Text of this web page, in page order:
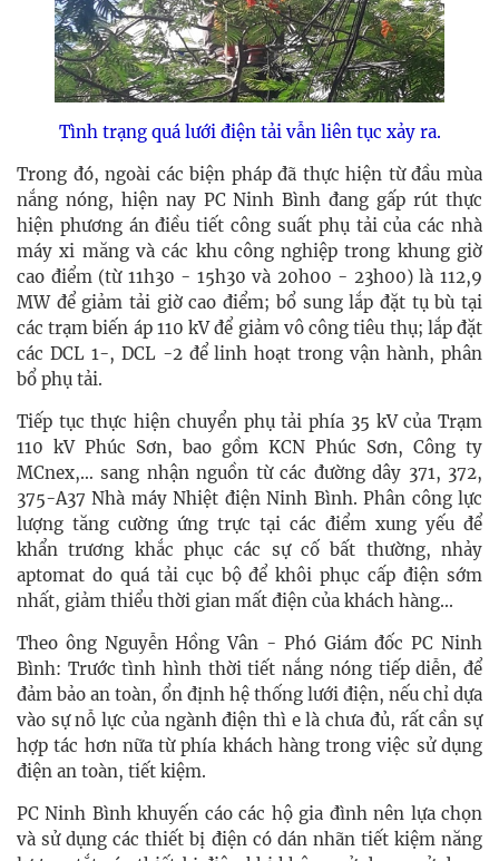
Tình trạng quá lưới điện tải vẫn liên tục xảy ra.
Trong đó, ngoài các biện pháp đã thực hiện từ đầu mùa
nắng nóng, hiện nay PC Ninh Bình đang gấp rút thực
hiện phương án điều tiết công suất phụ tải của các nhà
máy xi măng và các khu công nghiệp trong khung giờ
cao điểm (từ 11h30 - 15h30 và 20h00 - 23h00) là 112,9
MW để giảm tải giờ cao điểm; bổ sung lắp đặt tụ bù tại
các trạm biến áp 110 kV để giảm vô công tiêu thụ; lắp đặt
các DCL 1-, DCL -2 để linh hoạt trong vận hành, phân
bổ phụ tải.
Tiếp tục thực hiện chuyển phụ tải phía 35 kV của Trạm
110 kV Phúc Sơn, bao gồm KCN Phúc Sơn, Công ty
MCnex,… sang nhận nguồn từ các đường dây 371, 372,
375-A37 Nhà máy Nhiệt điện Ninh Bình. Phân công lực
lượng tăng cường ứng trực tại các điểm xung yếu để
khẩn trương khắc phục các sự cố bất thường, nhảy
aptomat do quá tải cục bộ để khôi phục cấp điện sớm
nhất, giảm thiểu thời gian mất điện của khách hàng...
Theo ông Nguyễn Hồng Vân - Phó Giám đốc PC Ninh
Bình: Trước tình hình thời tiết nắng nóng tiếp diễn, để
đảm bảo an toàn, ổn định hệ thống lưới điện, nếu chỉ dựa
vào sự nỗ lực của ngành điện thì e là chưa đủ, rất cần sự
hợp tác hơn nữa từ phía khách hàng trong việc sử dụng
điện an toàn, tiết kiệm.
PC Ninh Bình khuyến cáo các hộ gia đình nên lựa chọn
và sử dụng các thiết bị điện có dán nhãn tiết kiệm năng